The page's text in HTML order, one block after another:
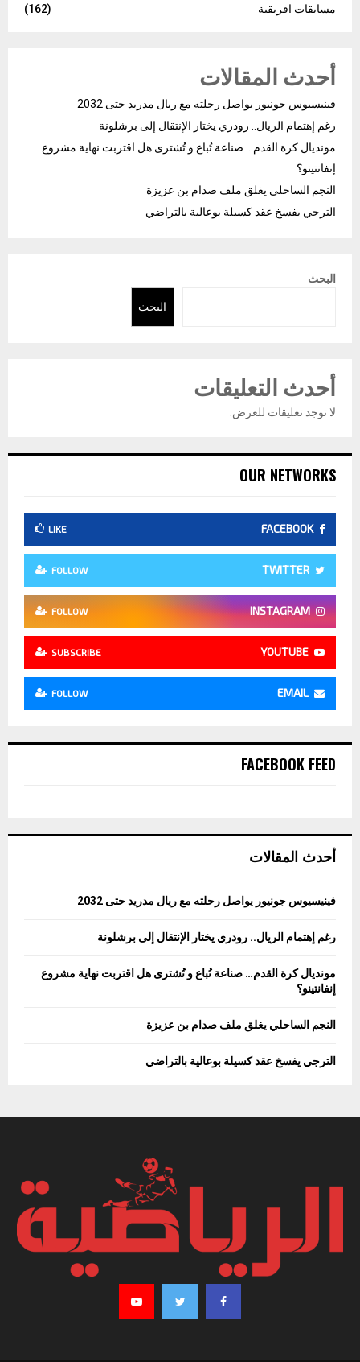
مسابقات افريقية
(162)
أحدث المقالات
فينيسيوس جونيور يواصل رحلته مع ريال مدريد حتى 2032
رغم إهتمام الريال.. رودري يختار الإنتقال إلى برشلونة
مونديال كرة القدم… صناعة تُباع و تُشترى هل اقتربت نهاية مشروع
إنفانتينو؟
النجم الساحلي يغلق ملف صدام بن عزيزة
الترجي يفسخ عقد كسيلة بوعالية بالتراضي
البحث
البحث
أحدث التعليقات
لا توجد تعليقات للعرض.
OUR NETWORKS
FACEBOOK
LIKE
TWITTER
FOLLOW
INSTAGRAM
FOLLOW
YOUTUBE
SUBSCRIBE
EMAIL
FOLLOW
FACEBOOK FEED
أحدث المقالات
فينيسيوس جونيور يواصل رحلته مع ريال مدريد حتى 2032
رغم إهتمام الريال.. رودري يختار الإنتقال إلى برشلونة
مونديال كرة القدم… صناعة تُباع و تُشترى هل اقتربت نهاية مشروع
إنفانتينو؟
النجم الساحلي يغلق ملف صدام بن عزيزة
الترجي يفسخ عقد كسيلة بوعالية بالتراضي